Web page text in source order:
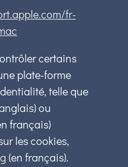
fr-
certains
plate-forme
telle que
ou
français)
les cookies,
(en français).